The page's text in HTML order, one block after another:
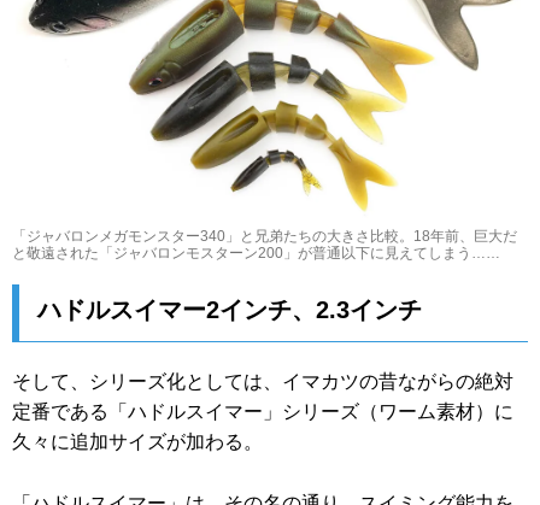
「ジャバロンメガモンスター340」と兄弟たちの大きさ比較。18年前、巨大だ
と敬遠された「ジャバロンモスターン200」が普通以下に見えてしまう……
ハドルスイマー2インチ、2.3インチ
そして、シリーズ化としては、イマカツの昔ながらの絶対
定番である「ハドルスイマー」シリーズ（ワーム素材）に
久々に追加サイズが加わる。